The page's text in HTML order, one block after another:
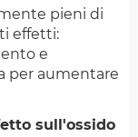
pieni di
effetti:
e
per aumentare
sull'ossido